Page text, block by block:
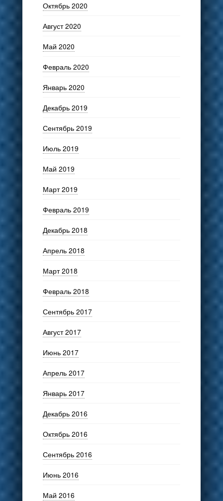
Октябрь 2020
Август 2020
Май 2020
Февраль 2020
Январь 2020
Декабрь 2019
Сентябрь 2019
Июль 2019
Май 2019
Март 2019
Февраль 2019
Декабрь 2018
Апрель 2018
Март 2018
Февраль 2018
Сентябрь 2017
Август 2017
Июнь 2017
Апрель 2017
Январь 2017
Декабрь 2016
Октябрь 2016
Сентябрь 2016
Июнь 2016
Май 2016